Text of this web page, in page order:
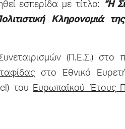
εσπερίδα με τίτλο:
“Η
Κληρονομιά
(Π.Ε.Σ.) στο
στο Εθνικό
του Ευρωπαϊκού Έτους